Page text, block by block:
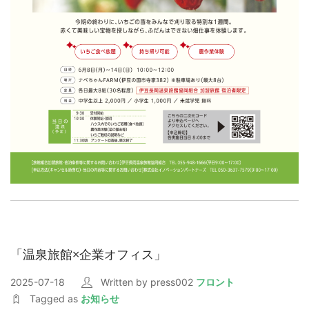
「温泉旅館×企業オフィス」
2025-07-18 Written by press002 フロント
Tagged as お知らせ